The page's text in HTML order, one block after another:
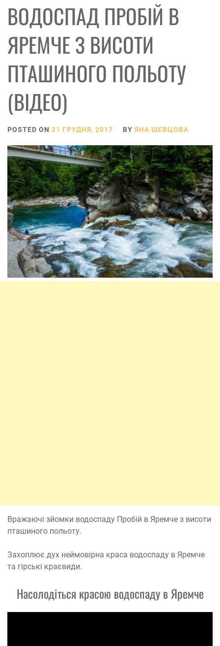
ВОДОСПАД ПРОБІЙ В
ЯРЕМЧЕ З ВИСОТИ
ПТАШИНОГО ПОЛЬОТУ
(ВІДЕО)
POSTED ON 21 ГРУДНЯ, 2017 BY ЯНА ШЕВЦОВА
Вражаючі зйомки водоспаду Пробій в Яремче з висоти
пташиного польоту.
Захоплює дух неймовірна краса водоспаду в Яремче
та гірські краєвиди.
Насолодіться красою водоспаду в Яремче